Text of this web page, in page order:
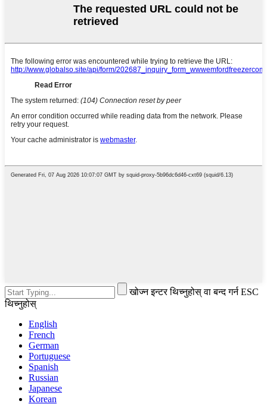
खोज्न इन्टर थिच्नुहोस् वा बन्द गर्न ESC
थिच्नुहोस्
English
French
German
Portuguese
Spanish
Russian
Japanese
Korean